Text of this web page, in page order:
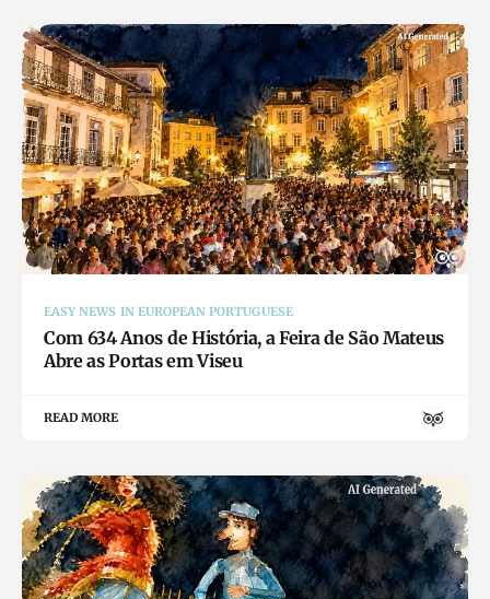
EASY NEWS IN EUROPEAN PORTUGUESE
Com 634 Anos de História, a Feira de São Mateus
Abre as Portas em Viseu
READ MORE